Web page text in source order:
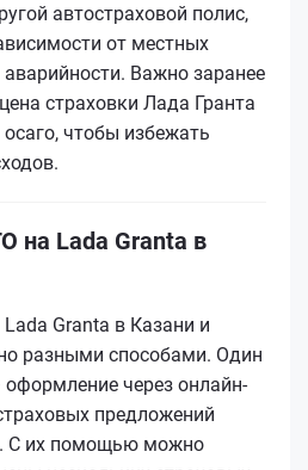
автостраховой полис,
от местных
аварийности. Важно заранее
страховки Лада Гранта
чтобы избежать
на Lada Granta в
Granta в Казани и
разными способами. Один
через онлайн-
предложений
С их помощью можно